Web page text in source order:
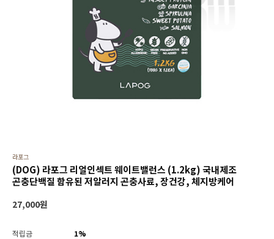
라포그
(DOG) 라포그 리얼인섹트 웨이트밸런스 (1.2kg) 국내제조
곤충단백질 함유된 저알러지 곤충사료, 장건강, 체지방케어
27,000원
적립금
1%